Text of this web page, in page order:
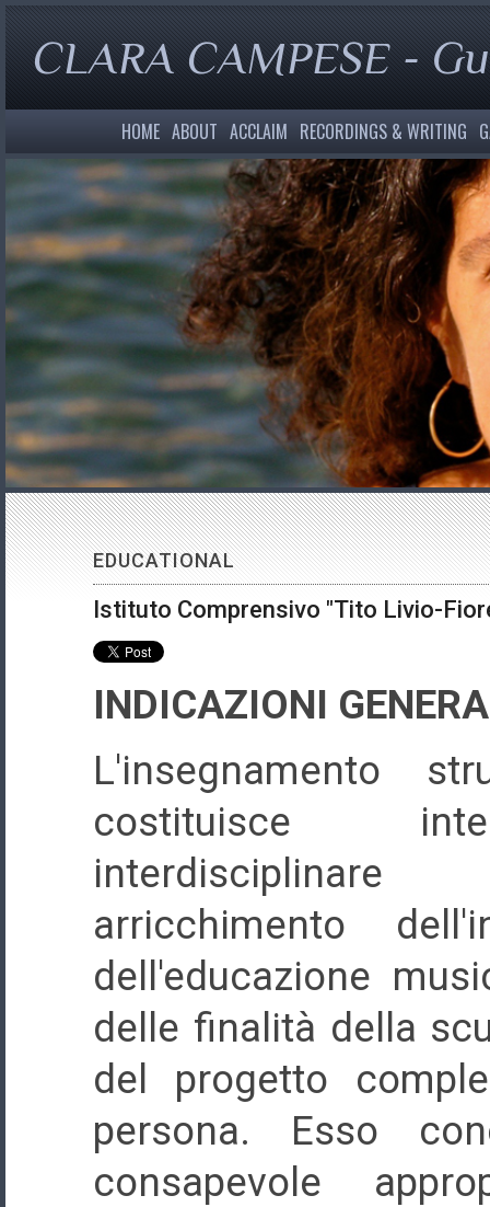
CLARA CAMPESE -
HOME ABOUT ACCLAIM RECORDINGS & WRITING
EDUCATIONAL
Istituto Comprensivo "Tito Livio-
INDICAZIONI
L'insegnamento
costituisce
arricchimento
dell'educazione
delle finalità della
del progetto
persona. Esso
consapevole